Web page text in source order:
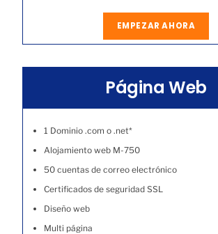
EMPEZAR AHORA
Página Web
1 Dominio .com o .net*
Alojamiento web M-750
50 cuentas de correo electrónico
Certificados de seguridad SSL
Diseño web
Multi página